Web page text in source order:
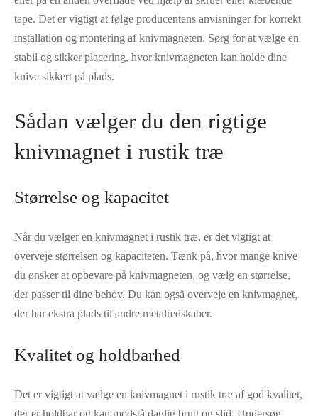
tape. Det er vigtigt at følge producentens anvisninger for korrekt
installation og montering af knivmagneten. Sørg for at vælge en
stabil og sikker placering, hvor knivmagneten kan holde dine
knive sikkert på plads.
Sådan vælger du den rigtige
knivmagnet i rustik træ
Størrelse og kapacitet
Når du vælger en knivmagnet i rustik træ, er det vigtigt at
overveje størrelsen og kapaciteten. Tænk på, hvor mange knive
du ønsker at opbevare på knivmagneten, og vælg en størrelse,
der passer til dine behov. Du kan også overveje en knivmagnet,
der har ekstra plads til andre metalredskaber.
Kvalitet og holdbarhed
Det er vigtigt at vælge en knivmagnet i rustik træ af god kvalitet,